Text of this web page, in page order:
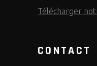
Télécharger
CONTACT